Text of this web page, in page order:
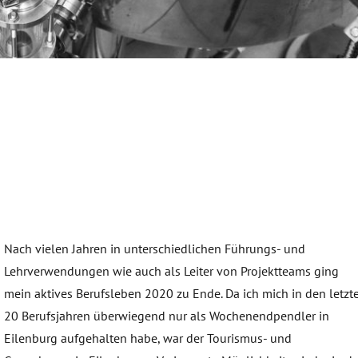
Nach vielen Jahren in unterschiedlichen Führungs- und
Lehrverwendungen wie auch als Leiter von Projektteams ging
mein aktives Berufsleben 2020 zu Ende. Da ich mich in den
20 Berufsjahren überwiegend nur als Wochenendpendler in
Eilenburg aufgehalten habe, war der Tourismus- und